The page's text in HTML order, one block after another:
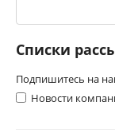
Списки
Подпишитесь на
Новости